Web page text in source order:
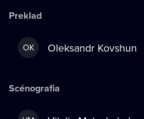
Preklad
OK Oleksandr Kovshun
Scénografia